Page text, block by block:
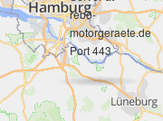
rebo-
motorgeraete.de
Port 443